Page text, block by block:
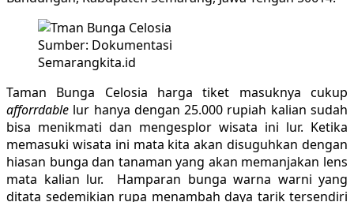
Sumber: Dokumentasi
Semarangkita.id
Taman Bunga Celosia harga tiket masuknya cukup
afforrdable lur hanya dengan 25.000 rupiah kalian sudah
bisa menikmati dan mengesplor wisata ini lur. Ketika
memasuki wisata ini mata kita akan disuguhkan dengan
hiasan bunga dan tanaman yang akan memanjakan lens
mata kalian lur. Hamparan bunga warna warni yang
ditata sedemikian rupa menambah daya tarik tersendiri